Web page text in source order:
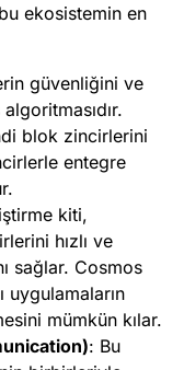
ekosistemin en
güvenliğini ve
blok zincirlerini
entegre
kiti,
hızlı ve
sağlar. Cosmos
uygulamaların
mümkün kılar.
: Bu